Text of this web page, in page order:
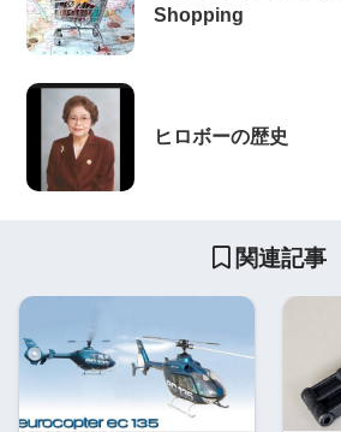
Shopping
ヒロボーの歴史
関連記事